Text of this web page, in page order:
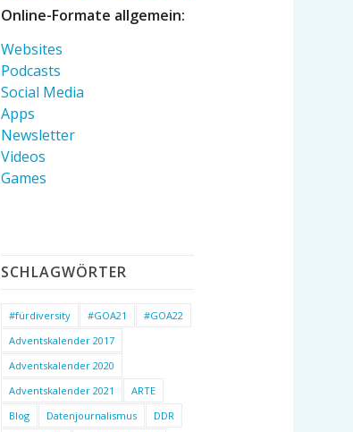
Online-Formate allgemein:
Websites
Podcasts
Social Media
Apps
Newsletter
Videos
Games
SCHLAGWÖRTER
#fürdiversity #GOA21
#GOA22
Adventskalender 2017
Adventskalender 2020
Adventskalender 2021
ARTE
Blog
Datenjournalismus
DDR